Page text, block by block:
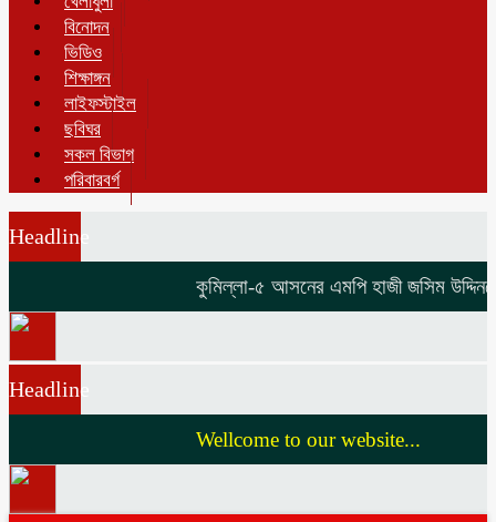
বিনোদন
ভিডিও
শিক্ষাঙ্গন
লাইফস্টাইল
ছবিঘর
সকল বিভাগ
পরিবারবর্গ
Headline
কুমিল্লা-৫ আসনের এমপি হাজী জসিম উদ্দিনকে
Headline
Wellcome to our website...